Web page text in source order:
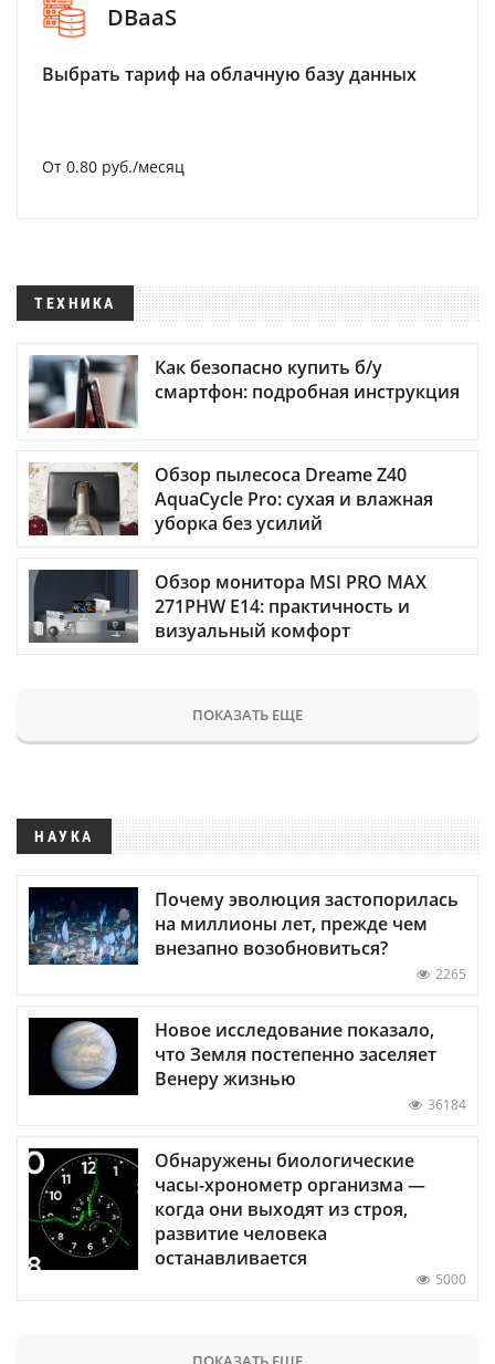
DBaaS
Выбрать тариф на облачную базу данных
От 0.80 руб./месяц
ТЕХНИКА
Как безопасно купить б/у
смартфон: подробная инструкция
Обзор пылесоса Dreame Z40
AquaCycle Pro: сухая и влажная
уборка без усилий
Обзор монитора MSI PRO MAX
271PHW E14: практичность и
визуальный комфорт
ПОКАЗАТЬ ЕЩЕ
НАУКА
Почему эволюция застопорилась
на миллионы лет, прежде чем
внезапно возобновиться?
2265
Новое исследование показало,
что Земля постепенно заселяет
Венеру жизнью
36184
Обнаружены биологические
часы-хронометр организма —
когда они выходят из строя,
развитие человека
останавливается
5000